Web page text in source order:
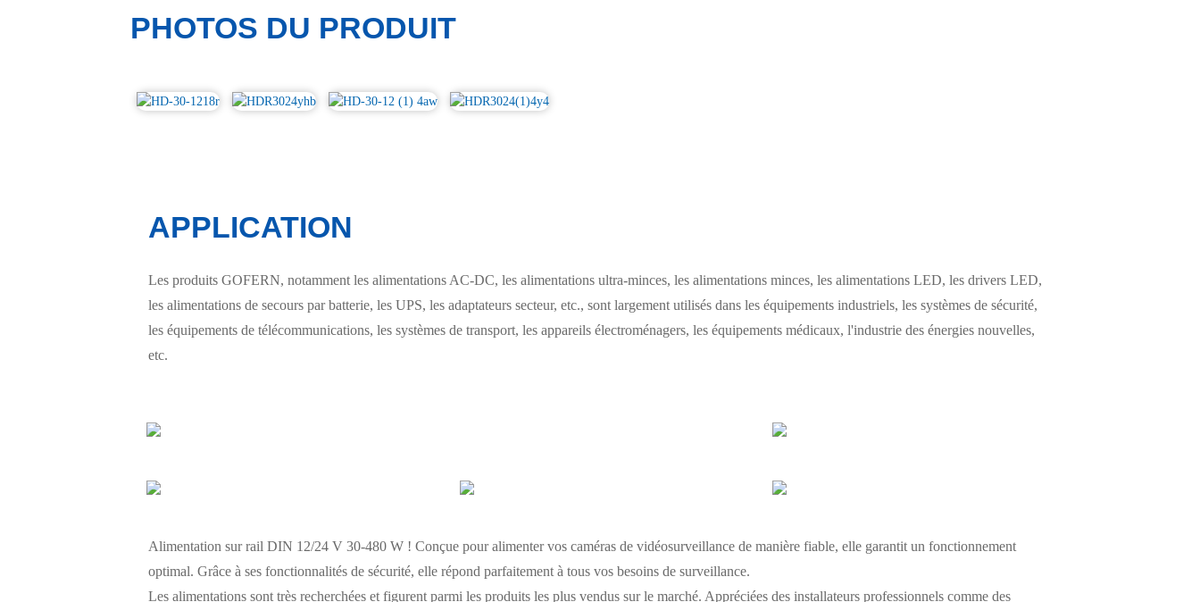
PHOTOS DU PRODUIT
APPLICATION
Les produits GOFERN, notamment les alimentations AC-DC, les alimentations ultra-minces, les alimentations minces, les alimentations LED, les drivers LED,
les alimentations de secours par batterie, les UPS, les adaptateurs secteur, etc., sont largement utilisés dans les équipements industriels, les systèmes de sécurité,
les équipements de télécommunications, les systèmes de transport, les appareils électroménagers, les équipements médicaux, l'industrie des énergies nouvelles,
etc.
Alimentation sur rail DIN 12/24 V 30-480 W ! Conçue pour alimenter vos caméras de vidéosurveillance de manière fiable, elle garantit un fonctionnement
optimal. Grâce à ses fonctionnalités de sécurité, elle répond parfaitement à tous vos besoins de surveillance.
Les alimentations sont très recherchées et figurent parmi les produits les plus vendus sur le marché. Appréciées des installateurs professionnels comme des